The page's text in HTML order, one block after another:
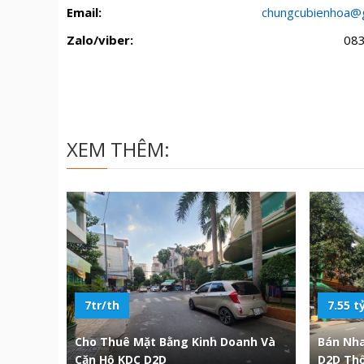
Email:
Zalo/viber:
XEM THÊM:
7tr/th
Cho Thuê Mặt Bằng Kinh Doanh Và
Căn Hộ KDC D2D
7.55
Bán
D2D